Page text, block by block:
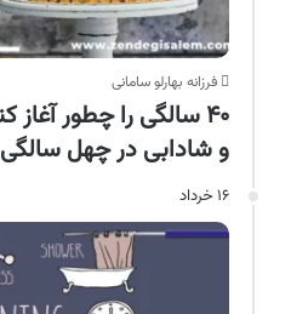
فرزانه بهارلو سامانی
و شادابی در چهل سالگی
۱۶ خرداد